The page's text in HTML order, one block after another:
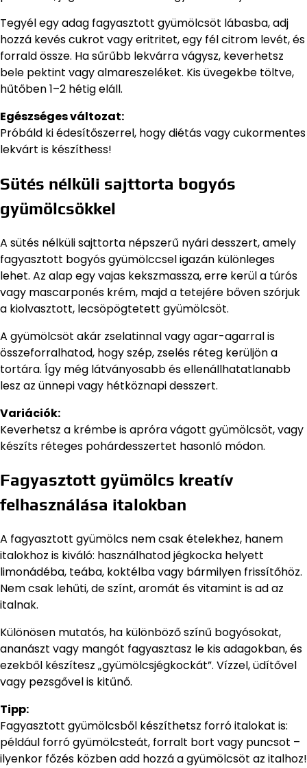
Tegyél egy adag fagyasztott gyümölcsöt lábasba, adj
hozzá kevés cukrot vagy eritritet, egy fél citrom levét, és
forrald össze. Ha sűrűbb lekvárra vágysz, keverhetsz
bele pektint vagy almareszeléket. Kis üvegekbe töltve,
hűtőben 1–2 hétig eláll.
Egészséges változat:
Próbáld ki édesítőszerrel, hogy diétás vagy cukormentes
lekvárt is készíthess!
Sütés nélküli sajttorta bogyós
gyümölcsökkel
A sütés nélküli sajttorta népszerű nyári desszert, amely
fagyasztott bogyós gyümölccsel igazán különleges
lehet. Az alap egy vajas kekszmassza, erre kerül a túrós
vagy mascarponés krém, majd a tetejére bőven szórjuk
a kiolvasztott, lecsöpögtetett gyümölcsöt.
A gyümölcsöt akár zselatinnal vagy agar-agarral is
összeforralhatod, hogy szép, zselés réteg kerüljön a
tortára. Így még látványosabb és ellenállhatatlanabb
lesz az ünnepi vagy hétköznapi desszert.
Variációk:
Keverhetsz a krémbe is apróra vágott gyümölcsöt, vagy
készíts réteges pohárdesszertet hasonló módon.
Fagyasztott gyümölcs kreatív
felhasználása italokban
A fagyasztott gyümölcs nem csak ételekhez, hanem
italokhoz is kiváló: használhatod jégkocka helyett
limonádéba, teába, koktélba vagy bármilyen frissítőhöz.
Nem csak lehűti, de színt, aromát és vitamint is ad az
italnak.
Különösen mutatós, ha különböző színű bogyósokat,
ananászt vagy mangót fagyasztasz le kis adagokban, és
ezekből készítesz „gyümölcsjégkockát”. Vízzel, üdítővel
vagy pezsgővel is kitűnő.
Tipp:
Fagyasztott gyümölcsből készíthetsz forró italokat is:
például forró gyümölcsteát, forralt bort vagy puncsot –
ilyenkor főzés közben add hozzá a gyümölcsöt az italhoz!